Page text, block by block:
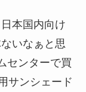
本国内向け
いなぁと思
センターで買
サンシェード